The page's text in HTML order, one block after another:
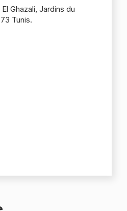
Ghazali, Jardins du
Tunis.